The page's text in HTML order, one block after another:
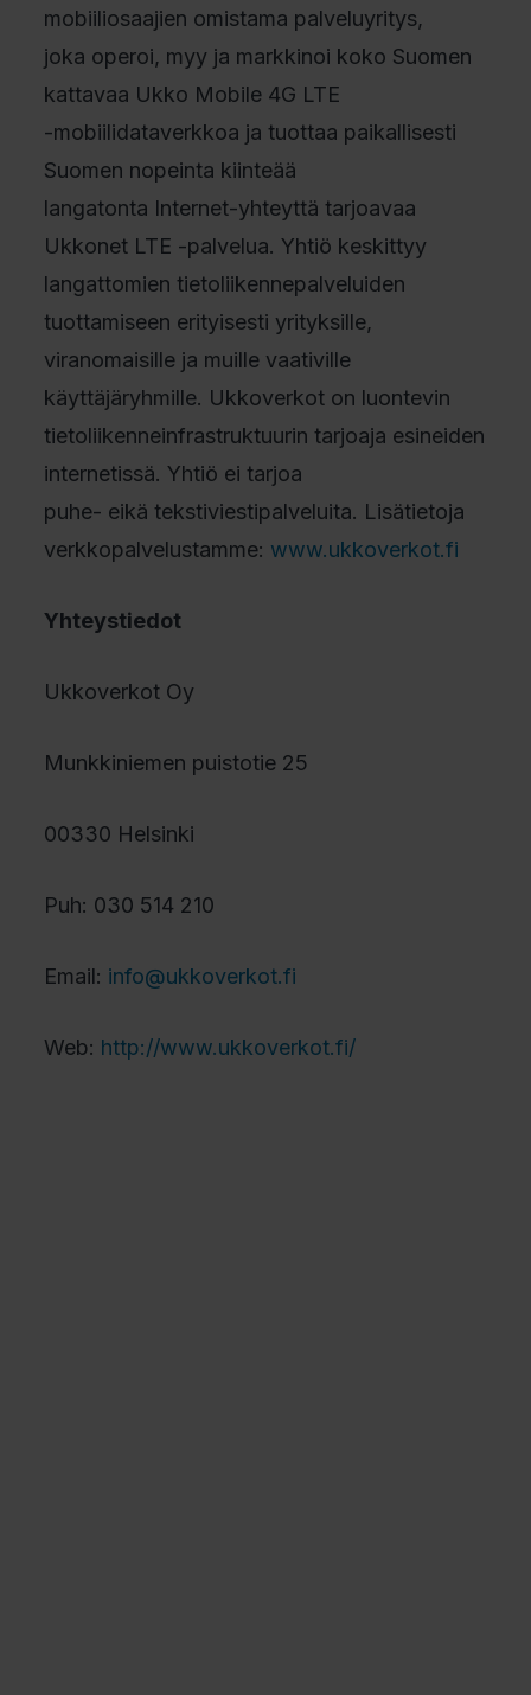
mobiiliosaajien omistama palveluyritys,
joka operoi, myy ja markkinoi koko Suomen
kattavaa Ukko Mobile 4G LTE
-mobiilidataverkkoa ja tuottaa paikallisesti
Suomen nopeinta kiinteää
langatonta Internet-yhteyttä tarjoavaa
Ukkonet LTE -palvelua. Yhtiö keskittyy
langattomien tietoliikennepalveluiden
tuottamiseen erityisesti yrityksille,
viranomaisille ja muille vaativille
käyttäjäryhmille. Ukkoverkot on luontevin
tietoliikenneinfrastruktuurin tarjoaja esineiden
internetissä. Yhtiö ei tarjoa
puhe- eikä tekstiviestipalveluita. Lisätietoja
verkkopalvelustamme: www.ukkoverkot.fi
Yhteystiedot
Ukkoverkot Oy
Munkkiniemen puistotie 25
00330 Helsinki
Puh: 030 514 210
Email: info@ukkoverkot.fi
Web: http://www.ukkoverkot.fi/